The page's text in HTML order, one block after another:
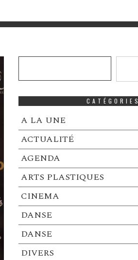
CATÉGORIES
A LA UNE
ACTUALITÉ
AGENDA
ARTS PLASTIQUES
CINEMA
DANSE
DANSE
DIVERS